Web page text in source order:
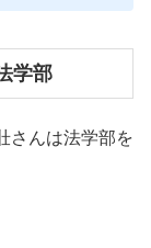
学部
さんは法学部を